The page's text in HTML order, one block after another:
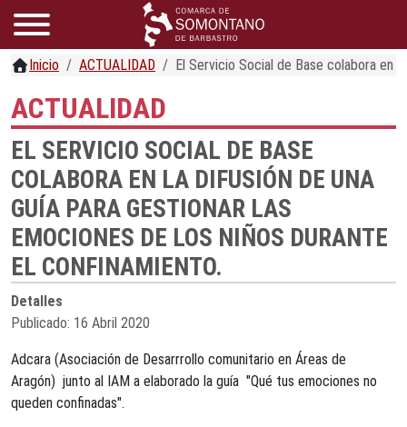
Inicio ACTUALIDAD El Servicio Social de Base colabora en
ACTUALIDAD
EL SERVICIO SOCIAL DE BASE
COLABORA EN LA DIFUSIÓN DE UNA
GUÍA PARA GESTIONAR LAS
EMOCIONES DE LOS NIÑOS DURANTE
EL CONFINAMIENTO.
Detalles
Publicado: 16 Abril 2020
Adcara (Asociación de Desarrrollo comunitario en Áreas de
Aragón) junto al IAM a elaborado la guía "Qué tus emociones no
queden confinadas".